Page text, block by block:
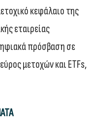
κεφάλαιο της
εταιρείας
πρόσβαση σε
μετοχών και ETFs,